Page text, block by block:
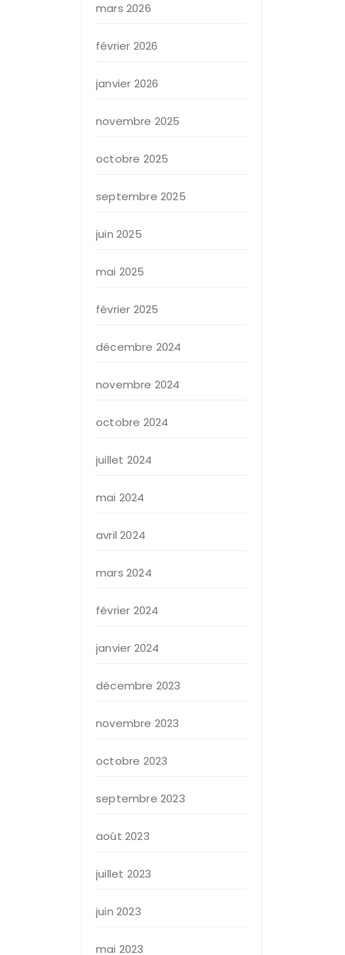
mars 2026
février 2026
janvier 2026
novembre 2025
octobre 2025
septembre 2025
juin 2025
mai 2025
février 2025
décembre 2024
novembre 2024
octobre 2024
juillet 2024
mai 2024
avril 2024
mars 2024
février 2024
janvier 2024
décembre 2023
novembre 2023
octobre 2023
septembre 2023
août 2023
juillet 2023
juin 2023
mai 2023